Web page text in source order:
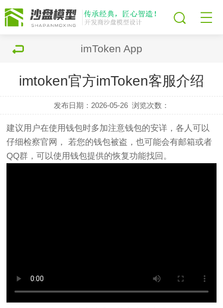
imToken App
imtoken官方imToken客服介绍
发布日期：2026-05-26 浏览次数：
建议用户在使用钱包时多加注意钱包的安详，各人可以
仔细检察官网， 若您的钱包被盗，也可能会有邮箱或者
QQ群，可以使用钱包提供的恢复功能找回。